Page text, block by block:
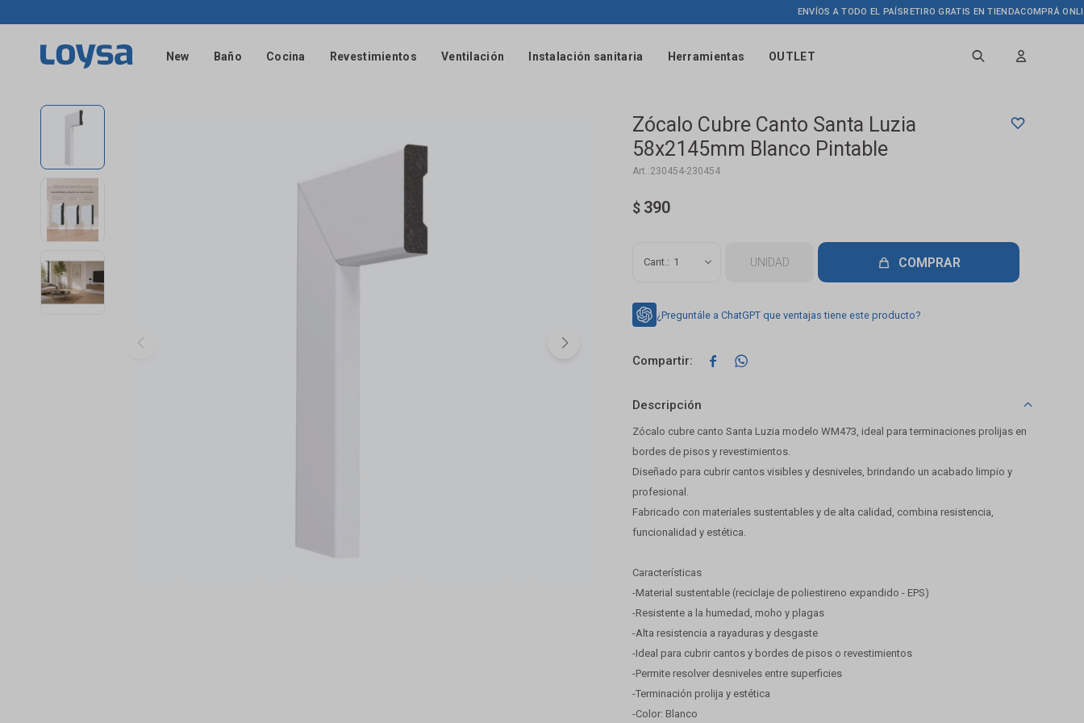
New Baño Cocina Revestimientos Ventilación Instalación sanitaria Herramientas OUTLET
ENVÍOS A TODO EL PAÍSRETIRO GRATIS EN TIENDACOMPRÁ ONLINE
Zócalo Cubre Canto Santa Luzia
58x2145mm Blanco Pintable
230454-230454
$ 390
1 UNIDAD COMPRAR
¿Preguntále a ChatGPT que ventajas tiene este producto?
 
Descripción
Zócalo cubre canto Santa Luzia modelo WM473, ideal para terminaciones prolijas en
bordes de pisos y revestimientos.
Diseñado para cubrir cantos visibles y desniveles, brindando un acabado limpio y
profesional.
Fabricado con materiales sustentables y de alta calidad, combina resistencia,
funcionalidad y estética.
Características
-Material sustentable (reciclaje de poliestireno expandido - EPS)
-Resistente a la humedad, moho y plagas
-Alta resistencia a rayaduras y desgaste
-Ideal para cubrir cantos y bordes de pisos o revestimientos
-Permite resolver desniveles entre superficies
-Terminación prolija y estética
-Color: Blanco